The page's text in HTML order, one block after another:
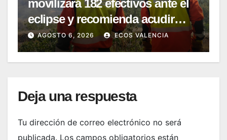
movilizará 182 efectivos ante el
eclipse y recomienda acudir
únicamente a zonas habilitadas
AGOSTO 6, 2026 ECOS VALENCIA
Deja una respuesta
Tu dirección de correo electrónico no será
publicada. Los campos obligatorios están